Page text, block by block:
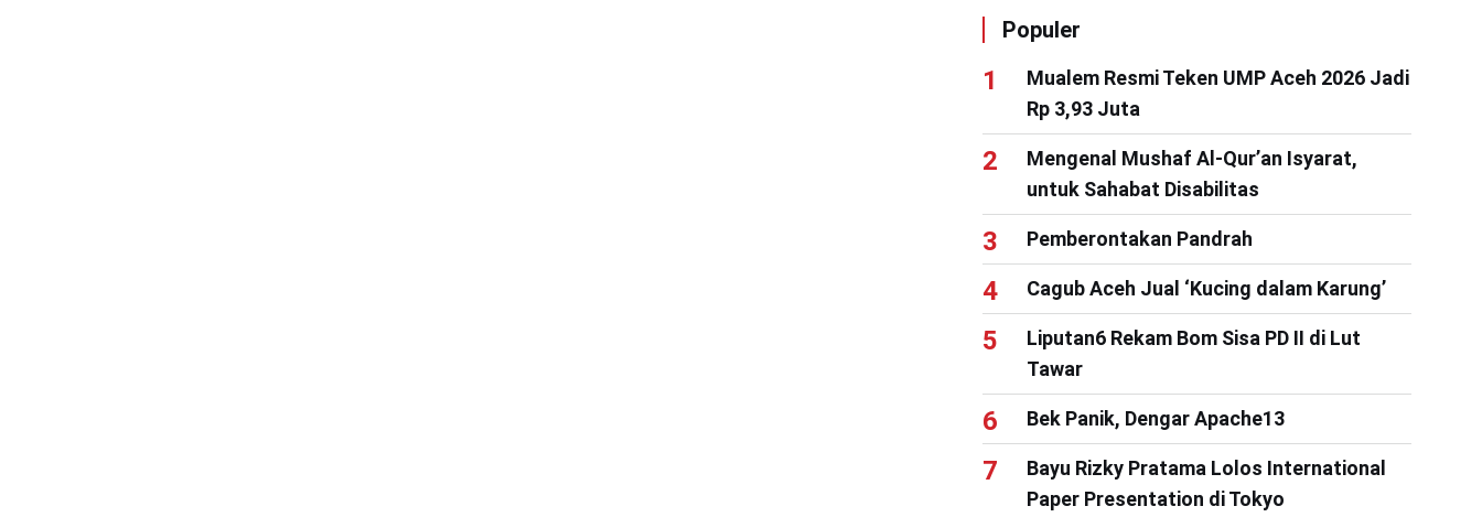
Populer
Mualem Resmi Teken UMP Aceh 2026 Jadi
Rp 3,93 Juta
Mengenal Mushaf Al-Qur’an Isyarat,
untuk Sahabat Disabilitas
Pemberontakan Pandrah
Cagub Aceh Jual ‘Kucing dalam Karung’
Liputan6 Rekam Bom Sisa PD II di Lut
Tawar
Bek Panik, Dengar Apache13
Bayu Rizky Pratama Lolos International
Paper Presentation di Tokyo